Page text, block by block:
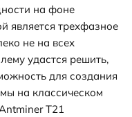
на фоне
является трехфазное
не на всех
удастся решить,
для создания
на классическом
T21